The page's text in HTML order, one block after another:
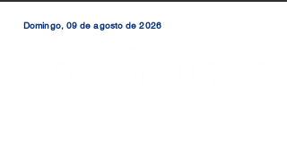
Domingo, 09 de agosto de 2026